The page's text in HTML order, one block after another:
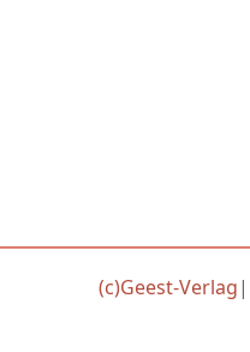
(c)Geest-Verlag|